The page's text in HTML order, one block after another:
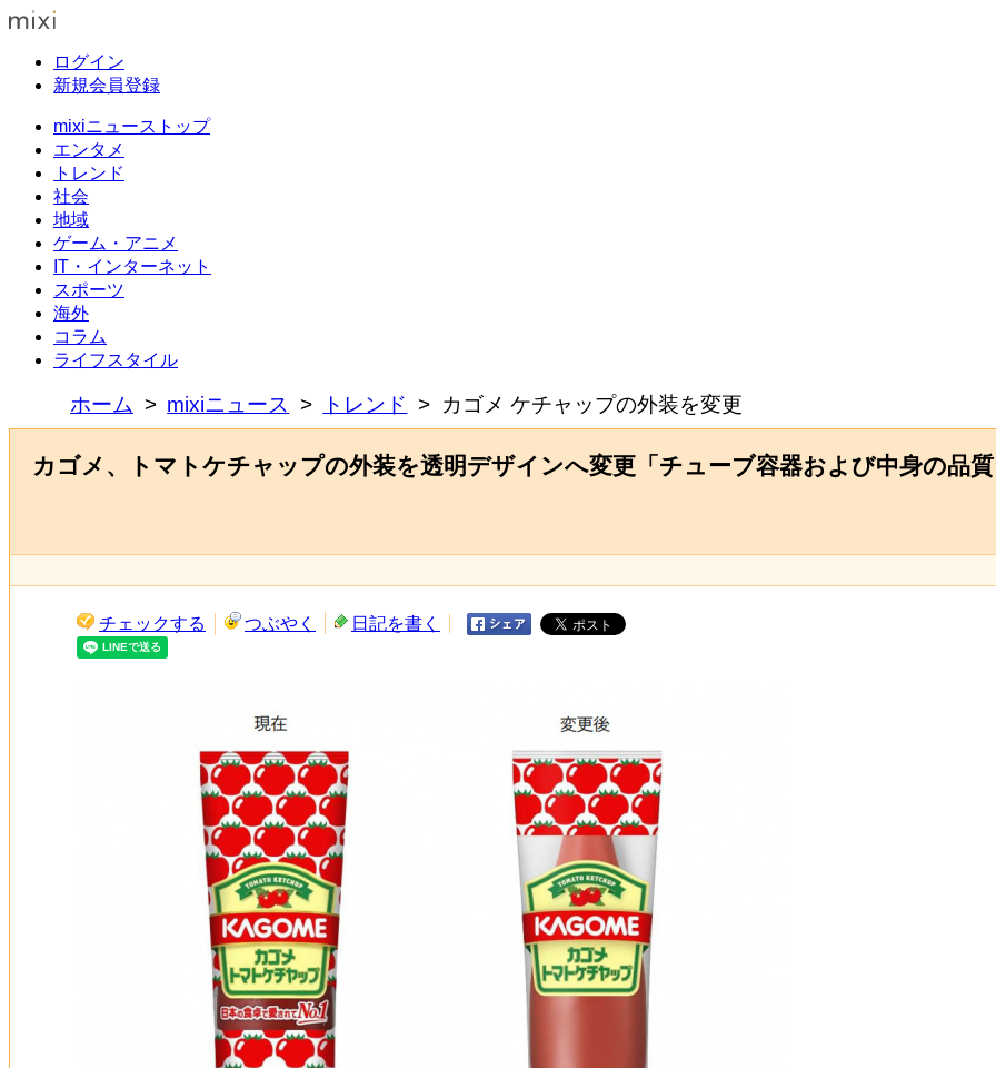
ログイン
新規会員登録
mixiニューストップ
エンタメ
トレンド
社会
地域
ゲーム・アニメ
IT・インターネット
スポーツ
海外
コラム
ライフスタイル
ホーム mixiニュース トレンド カゴメ ケチャップの外装を変更
カゴメ、トマトケチャップの外装を透明デザインへ変更「チューブ容器および中身の品
チェックする つぶやく 日記を書く